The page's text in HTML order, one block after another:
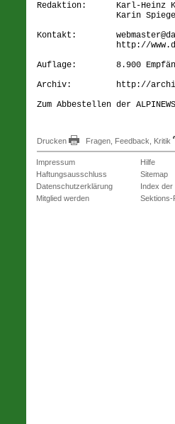
Redaktion: Karl-Heinz
Karin
Kontakt:
http://www.dav-
Auflage: 8.900
Archiv: http://
Zum Abbestellen der
Drucken Fragen, Feedback, Kritik
Impressum
Haftungsausschluss
Datenschutzerklärung
Mitglied werden
Hilfe
Sitemap
Index der
Sektions-